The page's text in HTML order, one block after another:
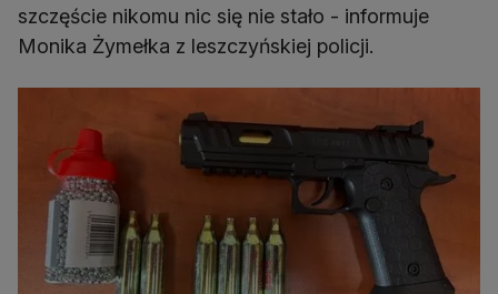
szczęście nikomu nic się nie stało - informuje
Monika Żymełka z leszczyńskiej policji.